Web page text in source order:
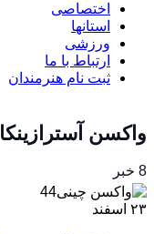
اختصاصی
استانها
ورزشی
ارتباط با ما
ثبت نام هنرمندان
واکسن آسترازینکا
8 خبر
۲۳ اسفند